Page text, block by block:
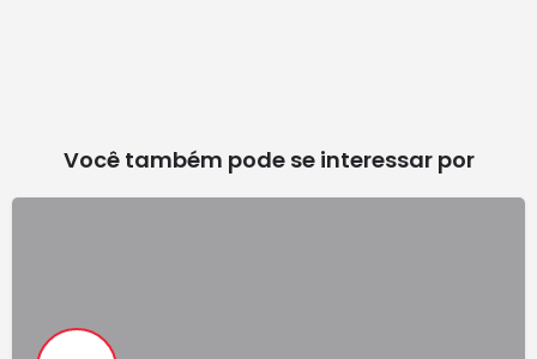
Você também pode se interessar por